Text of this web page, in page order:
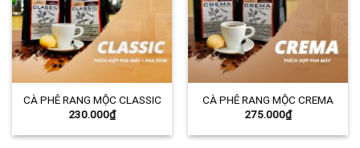
CÀ PHÊ RANG MỘC CLASSIC
230.000₫
CÀ PHÊ RANG MỘC CREMA
275.000₫